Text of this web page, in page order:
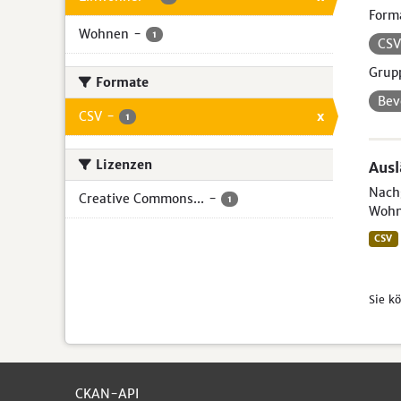
Wohnen - 1
Formate
CSV - 1 x
Lizenzen
Creative Commons... - 1
CSV
CSV
Sie
CKAN-API